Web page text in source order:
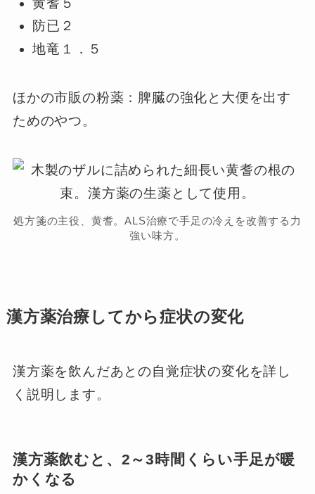
防已２
地竜１．５
ほかの市販の粉薬：脾臓の強化と大便を出す
ためのやつ。
処方箋の主役、黄耆。ALS治療で手足の冷えを改善する力
強い味方。
漢方薬治療してから症状の変化
漢方薬を飲んだあとの自覚症状の変化を詳し
く説明します。
漢方薬飲むと、2～3時間くらい手足が暖
かくなる